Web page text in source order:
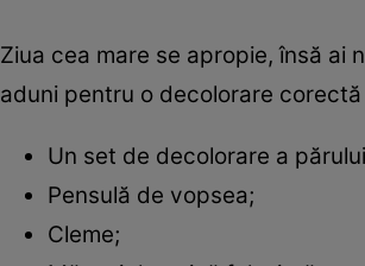
Ziua cea mare se apropie, însă ai
aduni pentru o decolorare
Un set de decolorare a
Pensulă de vopsea;
Cleme;